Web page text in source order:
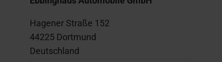
Hagener Straße 152
44225 Dortmund
Deutschland